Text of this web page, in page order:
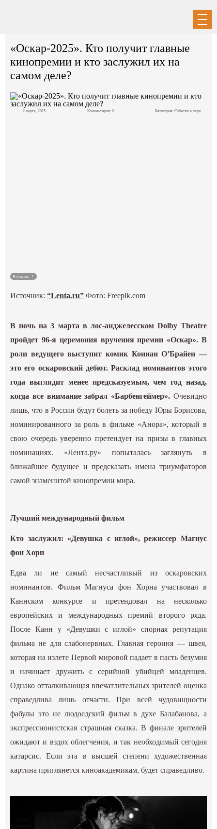
Вход
Политика
«Оскар-2025». Кто получит главные
кинопремии и кто заслужил их на
самом деле?
2 марта, 2025 Комментарии: 0 Категория: События в мире
Реклама
Источник:“Lenta.ru” Фото: Freepik.com
В ночь на 3 марта в лос-анджелесском Dolby Theatre
пройдет 96-я церемония вручения премии «Оскар». В
роли ведущего выступит комик Коннан О’Брайен —
это его оскаровский дебют. Расклад номинантов этого
года выглядит менее предсказуемым, чем год назад,
когда все внимание забрал «Барбенгеймер». Очевидно
лишь, что в России будут болеть за победу Юры Борисова,
номинированного за роль в фильме «Анора», который в
свою очередь уверенно претендует на призы в главных
номинациях. «Лента.ру» попыталась заглянуть в
ближайшее будущее и предсказать имена триумфаторов
самой знаменитой кинопремии мира.
Лучший международный фильм
Кто заслужил: «Девушка с иглой», режиссер Магнус
фон Хорн
Едва ли не самый несчастливый из оскаровских
номинантов. Фильм Магнуса фон Хорна участвовал в
Каннском конкурсе и претендовал на несколько
европейских и международных премий второго ряда.
После Канн у «Девушки с иглой» спорная репутация
фильма не для слабонервных. Главная героиня — швея,
которая на излете Первой мировой падает в пасть безумия
и начинает дружить с серийной убийцей младенцев.
Однако отталкивающая впечатлительных зрителей оценка
справедлива лишь отчасти. При всей чудовищности
фабулы это не людоедский фильм в духе Балабанова, а
экспрессионистская страшная сказка. В финале зрителей
ожидают и вздох облегчения, и так необходимый сегодня
катарсис. Если эта в высшей степени художественная
картина приглянется киноакадемикам, будет справедливо.